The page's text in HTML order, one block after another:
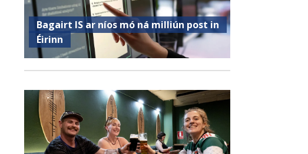
Bagairt IS ar níos mó ná milliún post in
Éirinn